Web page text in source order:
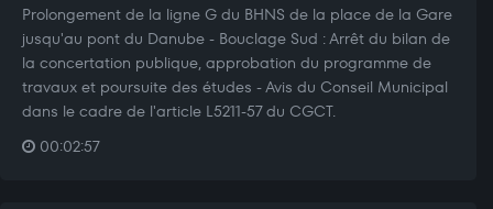
Prolongement de la ligne G du BHNS de la place de la Gare
jusqu'au pont du Danube - Bouclage Sud : Arrêt du bilan de
la concertation publique, approbation du programme de
travaux et poursuite des études - Avis du Conseil Municipal
dans le cadre de l'article L5211-57 du CGCT.
00:02:57